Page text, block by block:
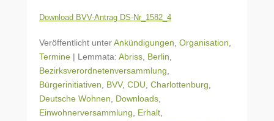
Download BVV-Antrag DS-Nr_1582_4
Veröffentlicht unterAnkündigungen Organisation
Termine | Lemmata: Abriss Berlin
Bezirksverordnetenversammlung
Bürgerinitiativen
BVV, CDU Charlottenburg
Deutsche Wohnen
Downloads
Einwohnerversammlung
Erhalt